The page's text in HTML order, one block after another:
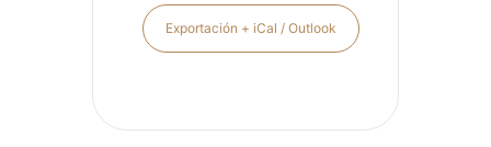
Exportación + iCal / Outlook